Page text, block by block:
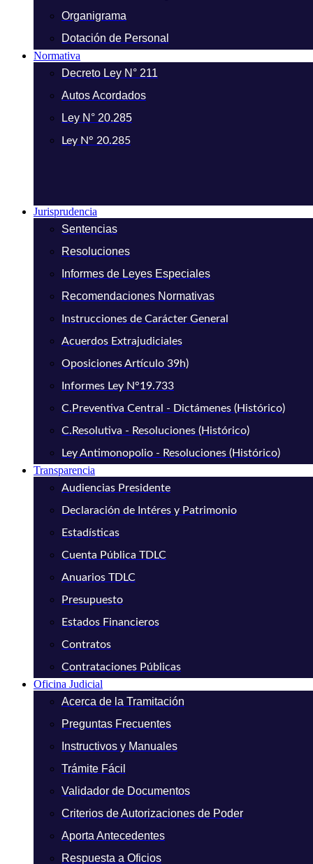
Organigrama
Dotación de Personal
Normativa
Decreto Ley N° 211
Autos Acordados
Ley N° 20.285
Ley N° 20.285
Jurisprudencia
Sentencias
Resoluciones
Informes de Leyes Especiales
Recomendaciones Normativas
Instrucciones de Carácter General
Acuerdos Extrajudiciales
Oposiciones Artículo 39h)
Informes Ley N°19.733
C.Preventiva Central - Dictámenes (Histórico)
C.Resolutiva - Resoluciones (Histórico)
Ley Antimonopolio - Resoluciones (Histórico)
Transparencia
Audiencias Presidente
Declaración de Intéres y Patrimonio
Estadísticas
Cuenta Pública TDLC
Anuarios TDLC
Presupuesto
Estados Financieros
Contratos
Contrataciones Públicas
Oficina Judicial
Acerca de la Tramitación
Preguntas Frecuentes
Instructivos y Manuales
Trámite Fácil
Validador de Documentos
Criterios de Autorizaciones de Poder
Aporta Antecedentes
Respuesta a Oficios